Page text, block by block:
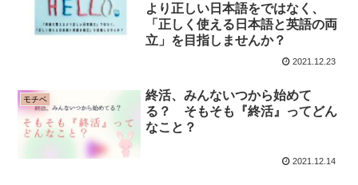
より正しい日本語をではなく、
「正しく使える日本語と英語の両
立」を目指しませんか？
2021.12.23
モチベ
終活、みんないつから始めて
る？ そもそも『終活』ってどん
なこと？
2021.12.14